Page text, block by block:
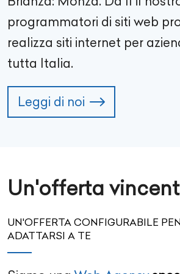
programmatori di siti web
realizza siti internet per
tutta Italia.
Leggi di noi
Un'offerta
UN'OFFERTA CONFIGURABILE
ADATTARSI A TE